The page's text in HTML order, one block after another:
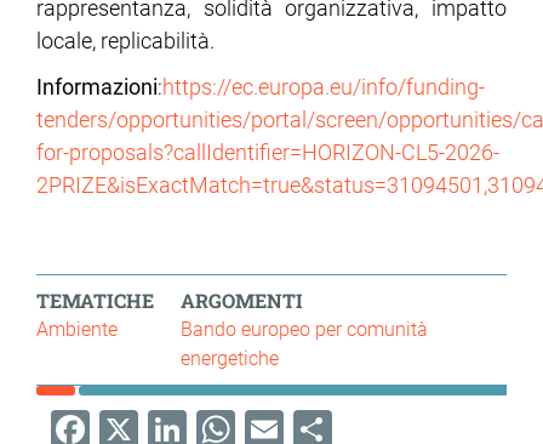
rappresentanza, solidità organizzativa, impatto
locale, replicabilità.
Informazioni:https://ec.europa.eu/info/funding-
tenders/opportunities/portal/screen/opportunities/
for-proposals?callIdentifier=HORIZON-CL5-2026-
TEMATICHE
Ambiente
ARGOMENTI
Bando europeo per comunità
energetiche